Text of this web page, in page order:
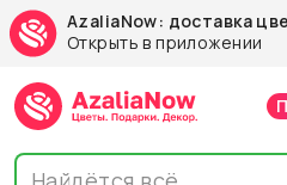
AzaliaNow: доставка
Открыть в приложении